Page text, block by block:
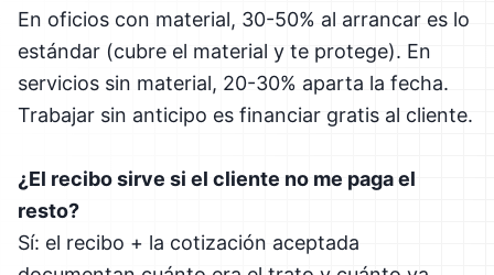
En oficios con material, 30-50% al arrancar es lo
estándar (cubre el material y te protege). En
servicios sin material, 20-30% aparta la fecha.
Trabajar sin anticipo es financiar gratis al cliente.
¿El recibo sirve si el cliente no me paga el
resto?
Sí: el recibo + la cotización aceptada